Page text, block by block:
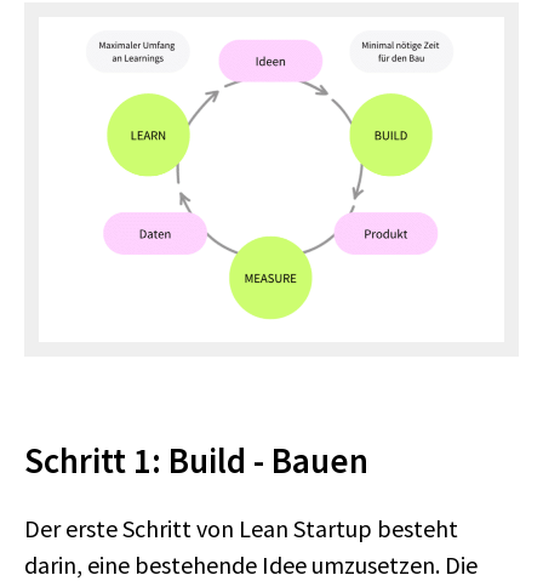
Schritt 1: Build - Bauen
Der erste Schritt von Lean Startup besteht
darin, eine bestehende Idee umzusetzen. Die